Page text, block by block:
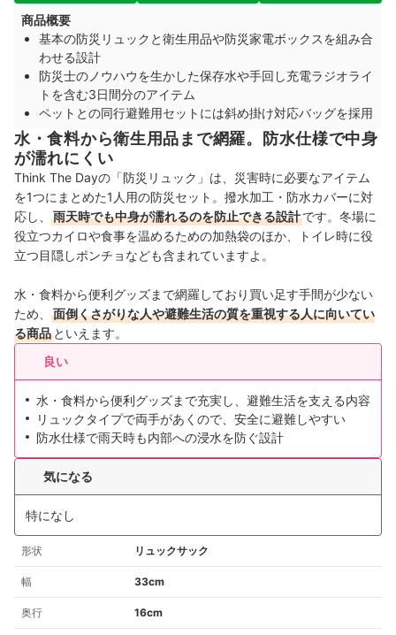
商品概要
基本の防災リュックと衛生用品や防災家電ボックスを組み合
わせる設計
防災士のノウハウを生かした保存水や手回し充電ラジオライ
トを含む3日間分のアイテム
ペットとの同行避難用セットには斜め掛け対応バッグを採用
水・食料から衛生用品まで網羅。防水仕様で中身
が濡れにくい
Think The Dayの「防災リュック」は、災害時に必要なアイテム
を1つにまとめた1人用の防災セット。撥水加工・防水カバーに対
応し、
雨天時でも中身が濡れるのを防止できる設計です。冬場に
役立つカイロや食事を温めるための加熱袋のほか、トイレ時に役
立つ目隠しポンチョなども含まれていますよ。
水・食料から便利グッズまで網羅しており買い足す手間が少ない
ため、
面倒くさがりな人や避難生活の質を重視する人に向いてい
る商品 といえます。
良い
水・食料から便利グッズまで充実し、避難生活を支える内容
リュックタイプで両手があくので、安全に避難しやすい
防水仕様で雨天時も内部への浸水を防ぐ設計
気になる
特になし
形状 リュックサック
幅 33cm
奥行 16cm